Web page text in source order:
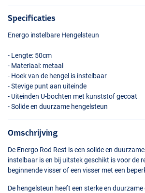
Specificaties
Energo instelbare Hengelsteun
- Lengte: 50cm
- Materiaal: metaal
- Hoek van de hengel is instelbaar
- Stevige punt aan uiteinde
- Uiteinden U-bochten met kunststof gecoat
- Solide en duurzame hengelsteun
Omschrijving
De Energo Rod Rest is een solide en
instelbaar is en bij uitstek geschikt is voor de
beginnende visser of een visser met een
De hengelsteun heeft een sterke en